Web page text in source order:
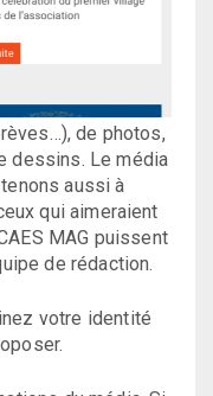
de photos,
dessins. Le média
aussi à
qui aimeraient
MAG puissent
de rédaction.
votre identité